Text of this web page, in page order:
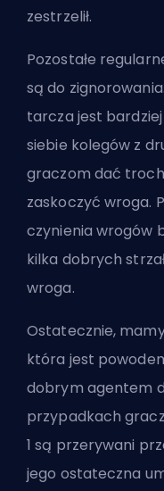
zestrzelił.
Pozostałe
są do
tarcza jest
siebie kolegów z
graczom dać
zaskoczyć wroga.
czynienia wrogów
kilka dobrych
wroga.
Ostatecznie,
która jest
dobrym agentem
przypadkach
1 są przerywani
jego ostateczna